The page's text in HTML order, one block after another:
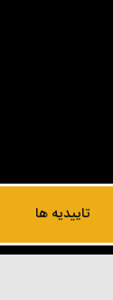
تاییدیه ها